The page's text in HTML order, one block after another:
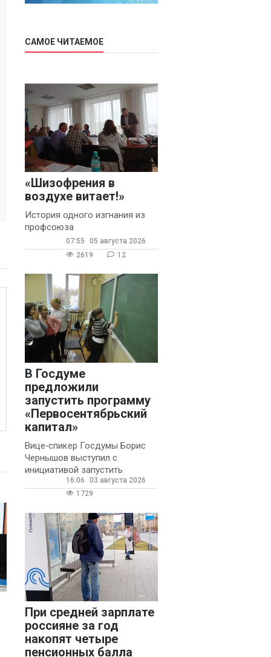
САМОЕ ЧИТАЕМОЕ
«Шизофрения в
воздухе витает!»
История одного изгнания из
профсоюза
07:55
05 августа 2026
2619
12
В Госдуме
предложили
запустить программу
«Первосентябрьский
капитал»
Вице‑спикер Госдумы Борис
Чернышов выступил с
инициативой запустить
ежегодную федеральную
программу
- она предполагает
16:06
03 августа 2026
1729
При средней зарплате
россияне за год
накопят четыре
пенсионных балла